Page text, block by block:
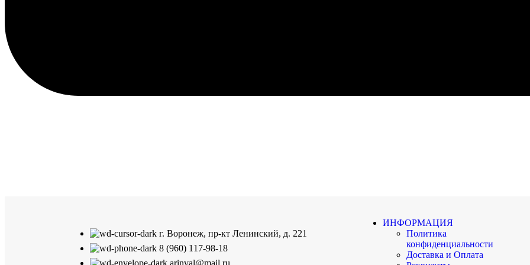
г. Воронеж, пр-кт Ленинский, д. 221
8 (960) 117-98-18
arinval@mail.ru
ИНФОРМАЦИЯ
Политика
конфиденциальности
Доставка и Оплата